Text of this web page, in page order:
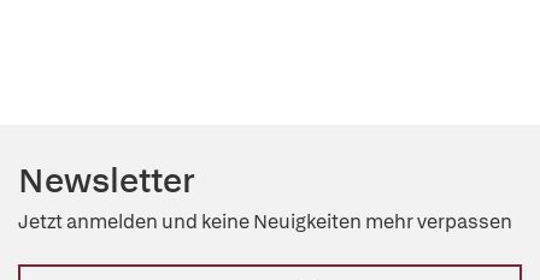
Newsletter
Jetzt anmelden und keine Neuigkeiten mehr verpassen